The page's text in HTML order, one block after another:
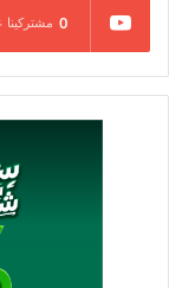
وأوضح ان بروتوكول
لصناعة السكر ياتي
التعاقدية بهدف
ينعكس على زيادة
الغذائية
على الانتاج
وأشار إلى أن
والمصنع بموجبه
0 مشتركينا